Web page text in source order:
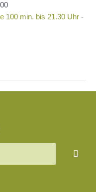
100 min. bis 21.30 Uhr-